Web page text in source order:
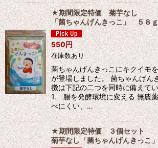
★期間限定特価 菊芋なし
「菌ちゃんげんきっこ」 ５８ｇ
550円
在庫数あり
菌ちゃんげんきっこにキクイモ
が登場しました。 菌ちゃんげん
徴は下記の二つを同時に備えて
1. 腸を発酵環境に変える 無農
べにくい、…
★期間限定特価 ３個セット
菊芋なし「菌ちゃんげんきっこ」